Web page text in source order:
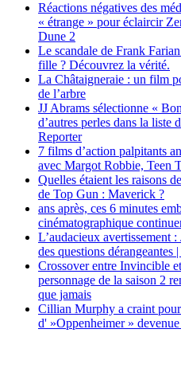
Réactions négatives des
« étrange » pour éclaircir
Dune 2
Le scandale de Frank
fille ? Découvrez la vérité.
La Châtaigneraie : un film
de l’arbre
JJ Abrams sélectionne «
d’autres perles dans la
Reporter
7 films d’action palpitants
avec Margot Robbie, Teen
Quelles étaient les raisons
de Top Gun : Maverick ?
ans après, ces 6 minutes
cinématographique
L’audacieux avertissement
des questions dérangeantes
Crossover entre Invincible
personnage de la saison 2
que jamais
Cillian Murphy a craint pour
d' »Oppenheimer »